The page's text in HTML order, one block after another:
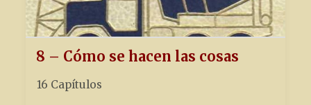
8 – Cómo se hacen las cosas
16 Capítulos